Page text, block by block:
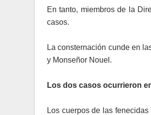
En tanto, miembros de la
casos.
La consternación cunde en
y Monseñor Nouel.
Los dos casos ocurrieron
Los cuerpos de las